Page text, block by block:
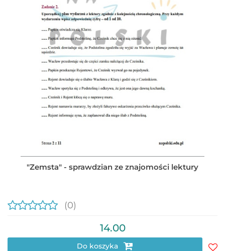
"Zemsta" - sprawdzian ze znajomości lektury
(0)
14.00
Do koszyka